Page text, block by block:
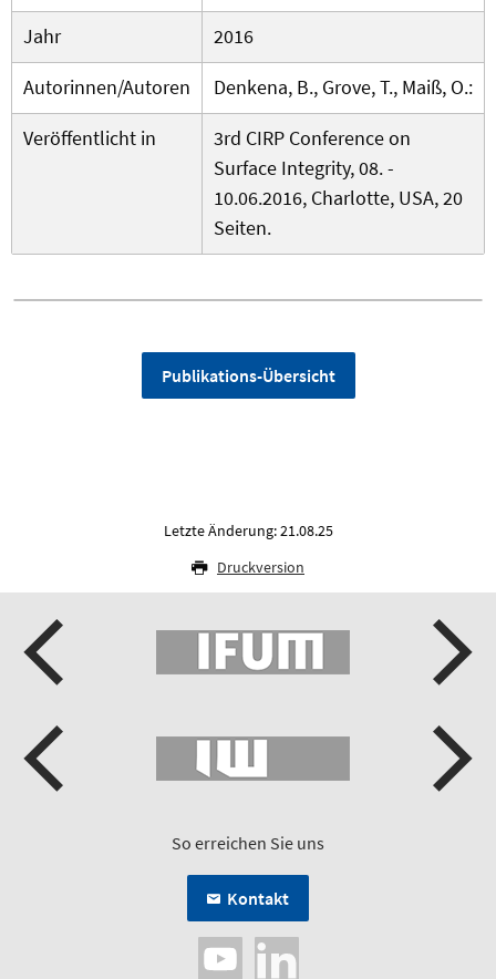
Jahr
2016
Autorinnen/Autoren
Denkena, B., Grove, T., Maiß, O.:
Veröffentlicht in
3rd CIRP Conference on
Surface Integrity, 08. -
10.06.2016, Charlotte, USA, 20
Seiten.
Publikations-Übersicht
Letzte Änderung: 21.08.25
Druckversion
So erreichen Sie uns
Kontakt